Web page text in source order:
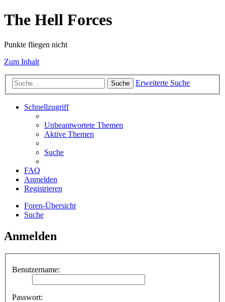
The Hell Forces
Punkte fliegen nicht
Zum Inhalt
Suche Erweiterte Suche
Schnellzugriff
Unbeantwortete Themen
Aktive Themen
Suche
FAQ
Anmelden
Registrieren
Foren-Übersicht
Suche
Anmelden
Benutzername:
Passwort: